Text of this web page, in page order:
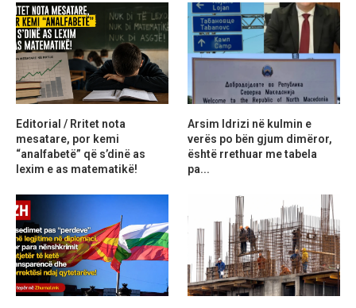
Editorial / Rritet nota
mesatare, por kemi
“analfabetë” që s’dinë as
lexim e as matematikë!
Arsim Idrizi në kulmin e
verës po bën gjum dimëror,
është rrethuar me tabela
pa...